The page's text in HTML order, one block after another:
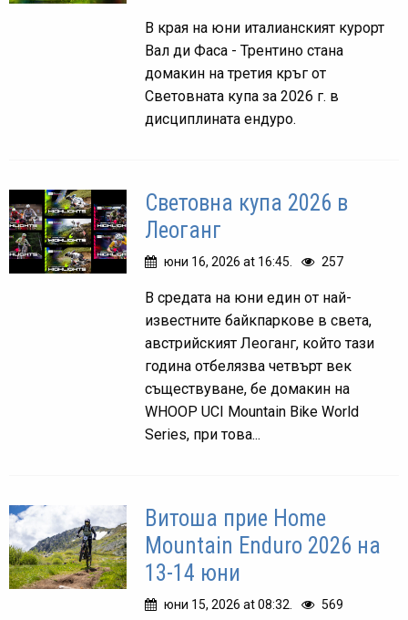
В края на юни италианският курорт
Вал ди Фаса - Трентино стана
домакин на третия кръг от
Световната купа за 2026 г. в
дисциплината ендуро.
Световна купа 2026 в
Леоганг
юни 16, 2026 at 16:45. 257
В средата на юни един от най-
известните байкпаркове в света,
австрийският Леоганг, който тази
година отбелязва четвърт век
съществуване, бе домакин на
WHOOP UCI Mountain Bike World
Series, при това...
Витоша прие Home
Mountain Enduro 2026 на
13-14 юни
юни 15, 2026 at 08:32. 569